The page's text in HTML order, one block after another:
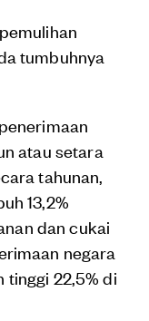
tumbuhnya
atau setara
tahunan,
13,2%
dan cukai
negara
tinggi 22,5% di